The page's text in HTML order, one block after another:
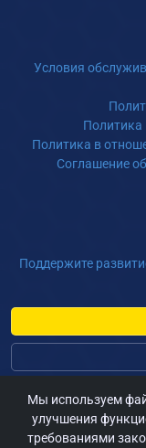
Условия
Политика
Политика в
Соглашение
Поддержите
©2026 m-fur.ru,
Мы используем
улучшения
требованиями